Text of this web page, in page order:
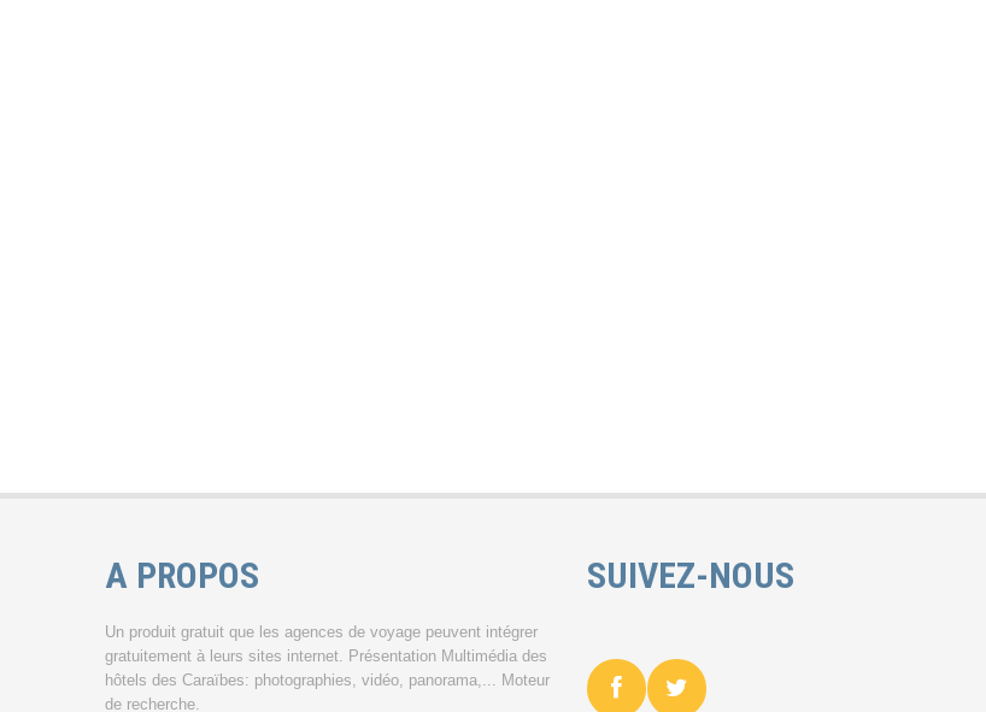
A PROPOS
Un produit gratuit que les agences de voyage peuvent intégrer
gratuitement à leurs sites internet. Présentation Multimédia des
hôtels des Caraïbes: photographies, vidéo, panorama,... Moteur
de recherche.
SUIVEZ-NOUS